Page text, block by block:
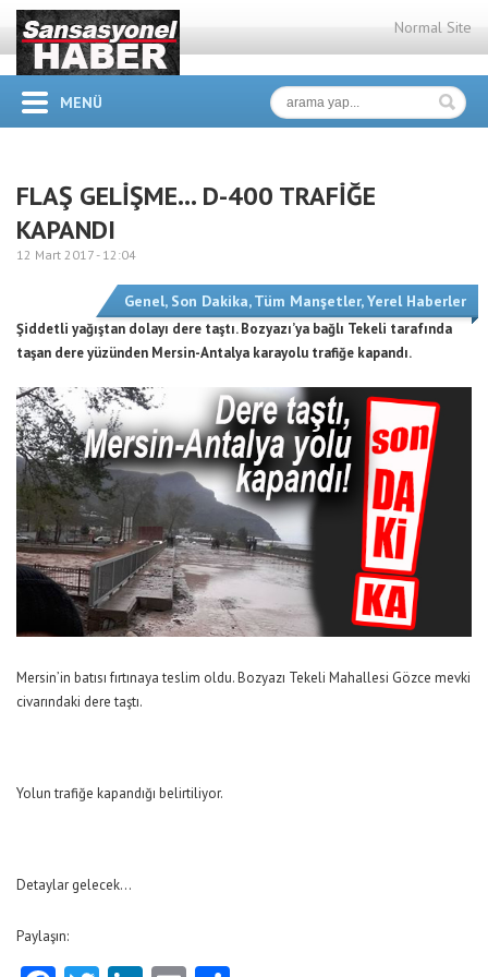
Normal Site
MENÜ
FLAŞ GELİŞME… D-400 TRAFİĞE
KAPANDI
12 Mart 2017 - 12:04
Genel, Son Dakika,Tüm Manşetler,Yerel Haberler
Şiddetli yağıştan dolayı dere taştı. Bozyazı’ya bağlı Tekeli tarafında
taşan dere yüzünden Mersin-Antalya karayolu trafiğe kapandı.
Mersin’in batısı fırtınaya teslim oldu. Bozyazı Tekeli Mahallesi Gözce mevki
civarındaki dere taştı.
Yolun trafiğe kapandığı belirtiliyor.
Detaylar gelecek…
Paylaşın: